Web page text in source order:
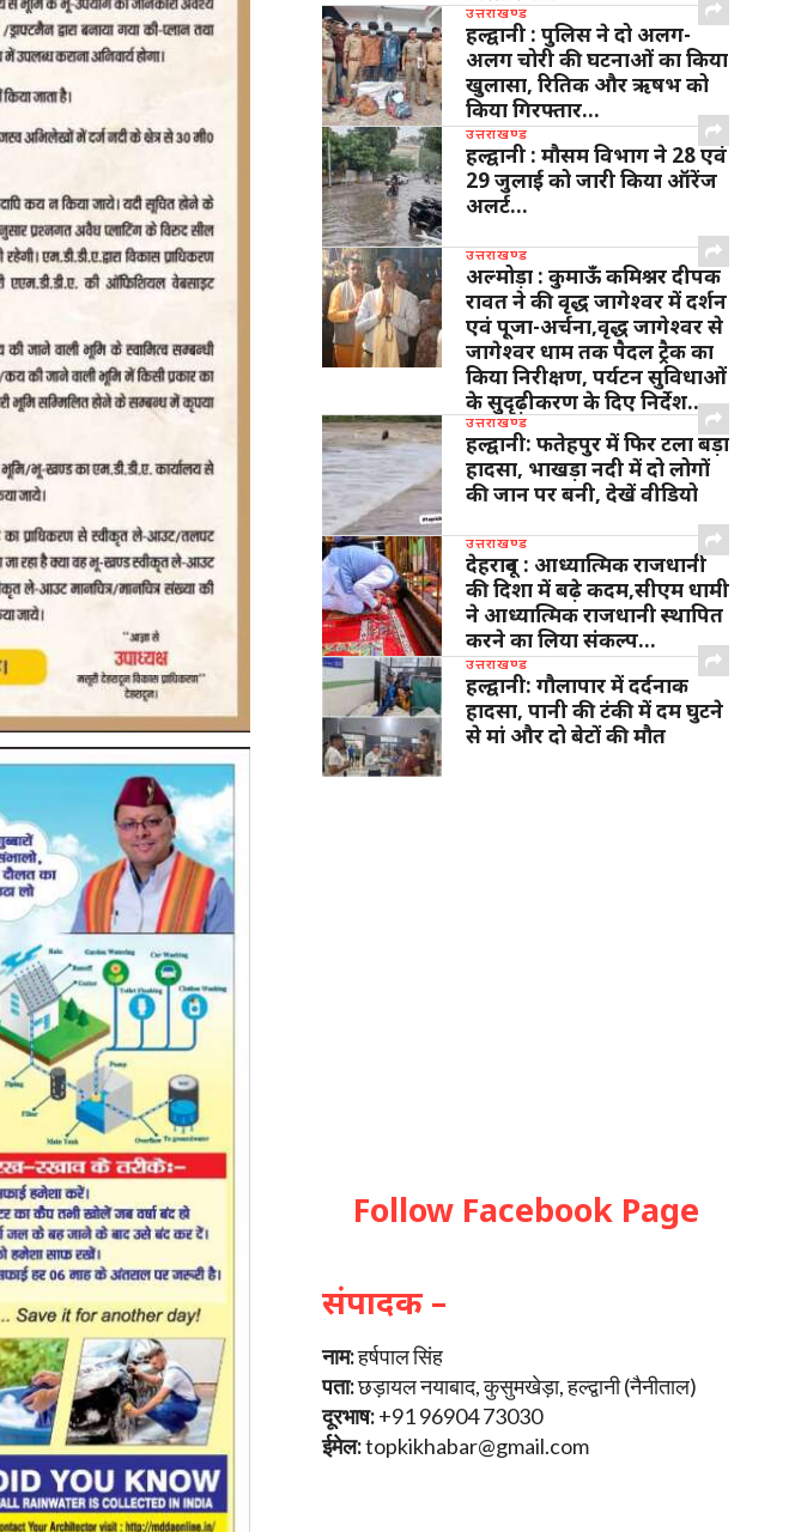
उत्तराखण्ड
हल्द्वानी : पुलिस ने दो अलग-
अलग चोरी की घटनाओं का किया
खुलासा, रितिक और ऋषभ को
किया गिरफ्तार…
उत्तराखण्ड
हल्द्वानी : मौसम विभाग ने 28 एवं
29 जुलाई को जारी किया ऑरेंज
अलर्ट…
उत्तराखण्ड
अल्मोड़ा : कुमाऊँ कमिश्नर दीपक
रावत ने की वृद्ध जागेश्वर में दर्शन
एवं पूजा-अर्चना,वृद्ध जागेश्वर से
जागेश्वर धाम तक पैदल ट्रैक का
किया निरीक्षण, पर्यटन सुविधाओं
के सुदृढ़ीकरण के दिए निर्देश…
उत्तराखण्ड
हल्द्वानी: फतेहपुर में फिर टला बड़ा
हादसा, भाखड़ा नदी में दो लोगों
की जान पर बनी, देखें वीडियो
उत्तराखण्ड
देहरादून : आध्यात्मिक राजधानी
की दिशा में बढ़े कदम,सीएम धामी
ने आध्यात्मिक राजधानी स्थापित
करने का लिया संकल्प…
उत्तराखण्ड
हल्द्वानी: गौलापार में दर्दनाक
हादसा, पानी की टंकी में दम घुटने
से मां और दो बेटों की मौत
Follow Facebook Page
संपादक –
नाम:हर्षपाल सिंह
पता:छड़ायल नयाबाद, कुसुमखेड़ा, हल्द्वानी (नैनीताल)
दूरभाष:+91 96904 73030
ईमेल:topkikhabar@gmail.com